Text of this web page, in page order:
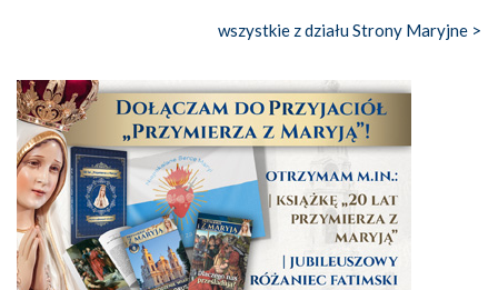
wszystkie z działu Strony Maryjne >